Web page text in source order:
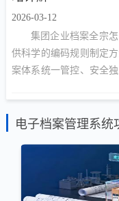
2026-03-12
集团企业档案全宗
供科学的编码规则制定
案体系统一管控、安全独
电子档案管理系统